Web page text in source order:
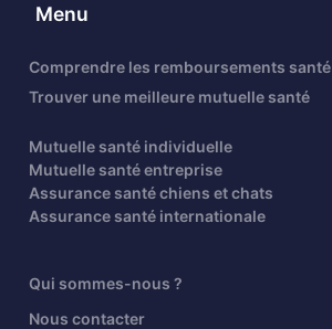
Menu
Comprendre les remboursements santé
Trouver une meilleure mutuelle santé
Mutuelle santé individuelle
Mutuelle santé entreprise
Assurance santé chiens et chats
Assurance santé internationale
Qui sommes-nous ?
Nous contacter